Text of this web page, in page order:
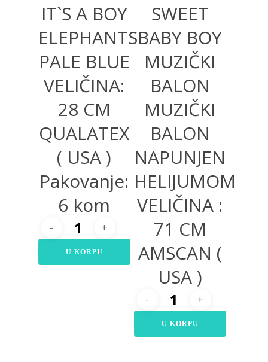
IT`S A BOY
ELEPHANTS
PALE BLUE
VELIČINA:
28 CM
QUALATEX
( USA )
Pakovanje:
6 kom
U KORPU
SWEET
BABY BOY
MUZIČKI
BALON
MUZIČKI
BALON
NAPUNJEN
HELIJUMOM
VELIČINA :
71 CM
AMSCAN (
USA )
U KORPU